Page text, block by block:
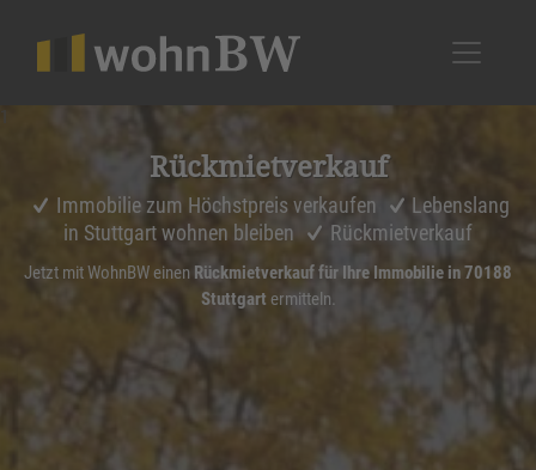
Rückmiet­ver­kauf
Immobilie zum Höchstpreis verkaufen
Lebenslang
in Stuttgart wohnen bleiben
Rückmietverkauf
Jetzt mit WohnBW einen Rückmietverkauf für Ihre Immobilie in 70188
Stuttgart ermitteln.